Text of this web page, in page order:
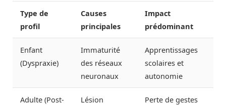
Type de
profil
Causes
principales
Impact
prédominant
Enfant
(Dyspraxie)
Immaturité
des réseaux
neuronaux
Apprentissages
scolaires et
autonomie
Adulte (Post-
Lésion
Perte de gestes